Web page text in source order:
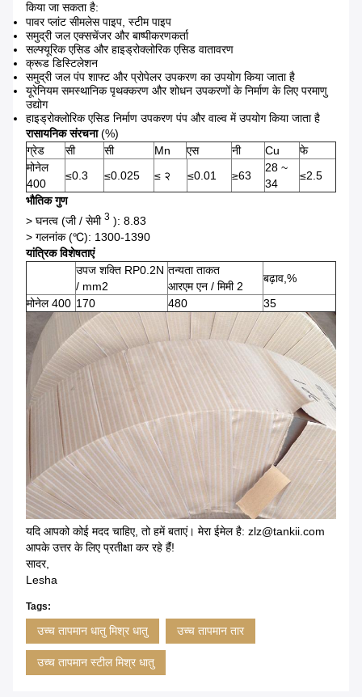
किया जा सकता है:
पावर प्लांट सीमलेस पाइप, स्टीम पाइप
समुद्री जल एक्सचेंजर और बाष्पीकरणकर्ता
सल्फ्यूरिक एसिड और हाइड्रोक्लोरिक एसिड वातावरण
क्रूड डिस्टिलेशन
समुद्री जल पंप शाफ्ट और प्रोपेलर उपकरण का उपयोग किया जाता है
यूरेनियम समस्थानिक पृथक्करण और शोधन उपकरणों के निर्माण के लिए परमाणु
उद्योग
हाइड्रोक्लोरिक एसिड निर्माण उपकरण पंप और वाल्व में उपयोग किया जाता है
रासायनिक संरचना(%)
ग्रेड
सी सी Mn एस नी Cu
फे
मोनेल
400
≤0.3 ≤0.025 ≤ २ ≤0.01 ≥63
28 ~
34
≤2.5
भौतिक गुण
> घनत्व (जी / सेमी 3 ): 8.83
> गलनांक (℃): 1300-1390
यांत्रिक विशेषताएं
उपज शक्ति RP0.2N
/ mm2
तन्यता ताकत
आरएम एन / मिमी 2
बढ़ाव,%
मोनेल 400 170 480 35
यदि आपको कोई मदद चाहिए, तो हमें बताएं। मेरा ईमेल है: zlz@tankii.com
आपके उत्तर के लिए प्रतीक्षा कर रहे हैंं!
सादर,
Lesha
Tags:
उच्च तापमान धातु मिश्र धातु उच्च तापमान तार
उच्च तापमान स्टील मिश्र धातु